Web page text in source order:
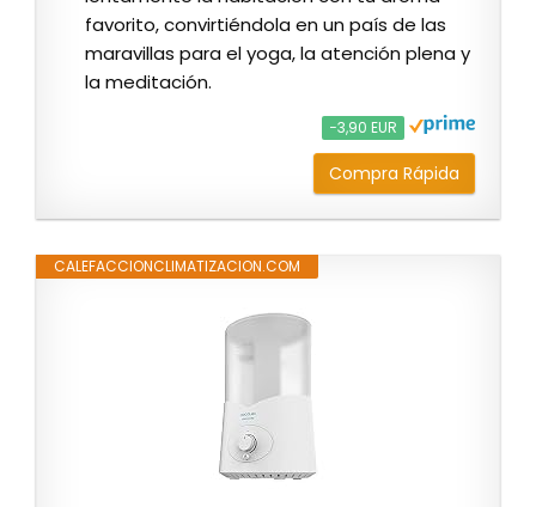
favorito, convirtiéndola en un país de las
maravillas para el yoga, la atención plena y
la meditación.
−3,90 EUR
Compra Rápida
CALEFACCIONCLIMATIZACION.COM